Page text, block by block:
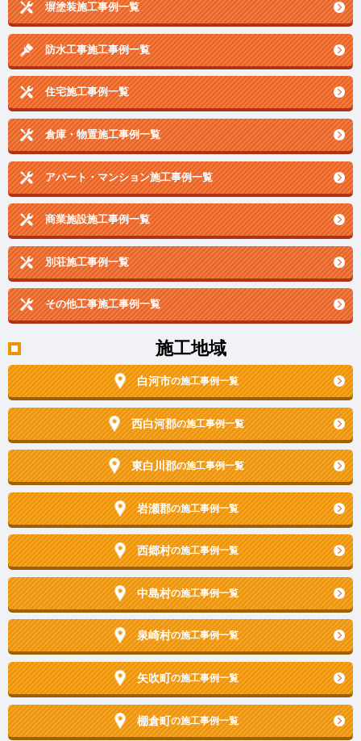
塀塗装施工事例一覧
防水工事施工事例一覧
住宅施工事例一覧
倉庫・物置施工事例一覧
アパート・マンション施工事例一覧
商業施設施工事例一覧
別荘施工事例一覧
その他工事施工事例一覧
施工地域
白河市の施工事例一覧
西白河郡の施工事例一覧
東白川郡の施工事例一覧
岩瀬郡の施工事例一覧
西郷村の施工事例一覧
中島村の施工事例一覧
泉崎村の施工事例一覧
矢吹町の施工事例一覧
棚倉町の施工事例一覧